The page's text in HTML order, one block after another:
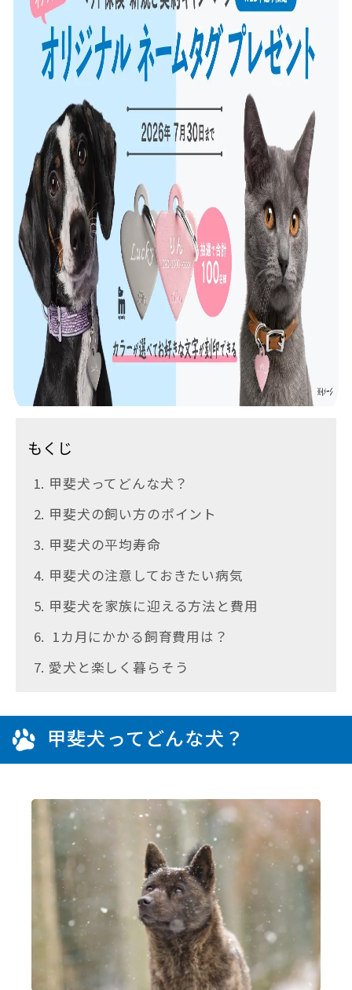
もくじ
1. 甲斐犬ってどんな犬？
2. 甲斐犬の飼い方のポイント
3. 甲斐犬の平均寿命
4. 甲斐犬の注意しておきたい病気
5. 甲斐犬を家族に迎える方法と費用
6. 1カ月にかかる飼育費用は？
7. 愛犬と楽しく暮らそう
甲斐犬ってどんな犬？